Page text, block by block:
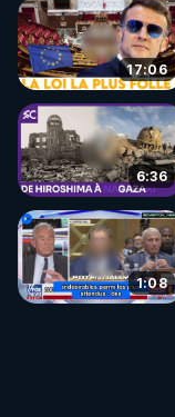
17:06
6:36
1:08